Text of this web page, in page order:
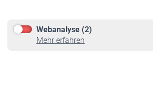
Webanalyse (2)
Mehr erfahren
Online-Rechner
VBLnewsletter